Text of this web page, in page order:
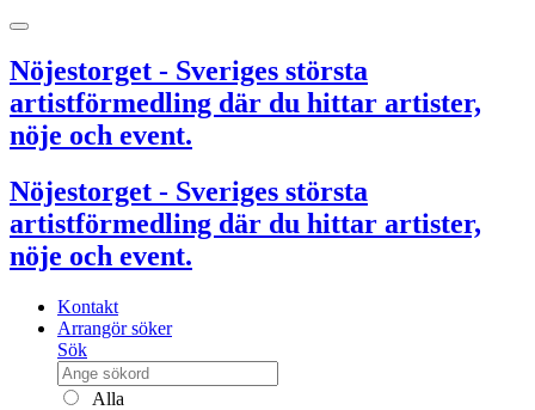
Nöjestorget - Sveriges största
artistförmedling där du hittar artister,
nöje och event.
Nöjestorget - Sveriges största
artistförmedling där du hittar artister,
nöje och event.
Kontakt
Arrangör söker
Sök
Alla